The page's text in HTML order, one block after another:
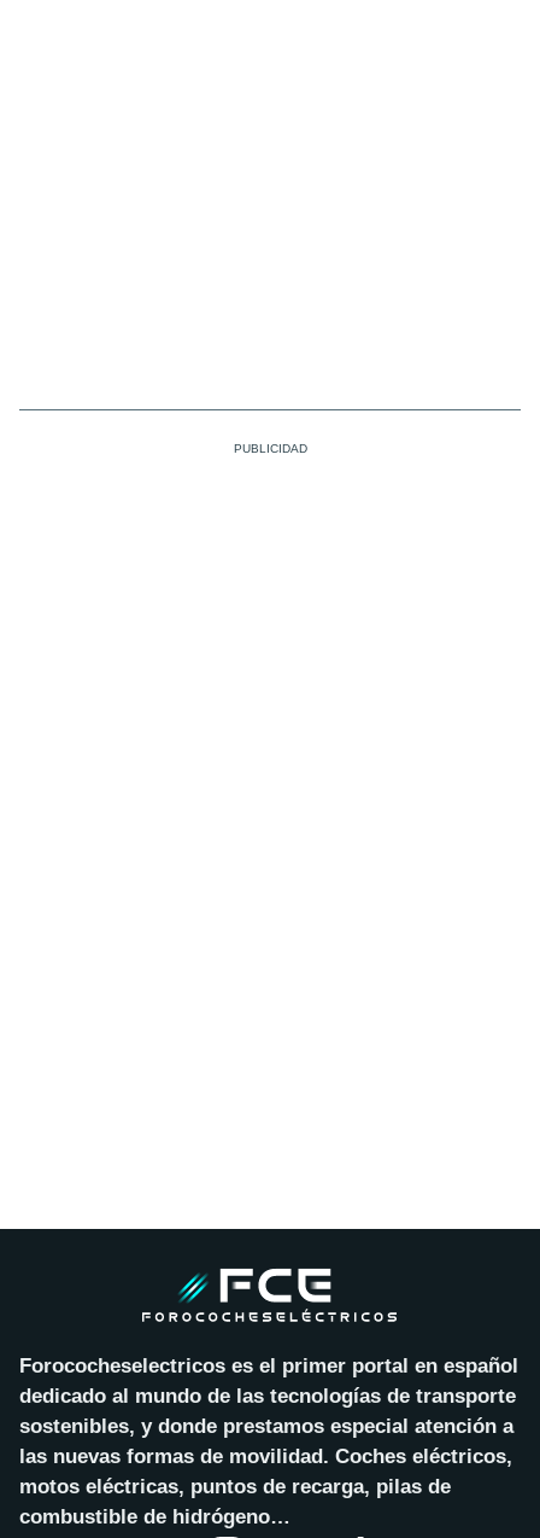
Forococheselectricos es el primer portal en español
dedicado al mundo de las tecnologías de transporte
sostenibles, y donde prestamos especial atención a
las nuevas formas de movilidad. Coches eléctricos,
motos eléctricas, puntos de recarga, pilas de
combustible de hidrógeno…